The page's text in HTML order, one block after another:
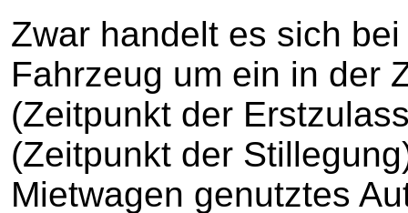
Zwar handelt es sich
Fahrzeug um ein in der
(Zeitpunkt der
(Zeitpunkt der
Mietwagen genutztes